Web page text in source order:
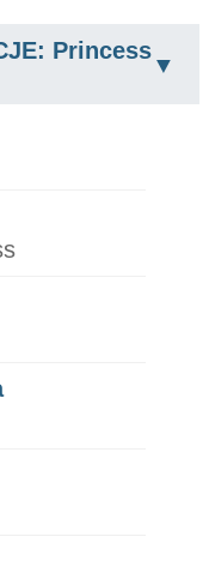
Princess